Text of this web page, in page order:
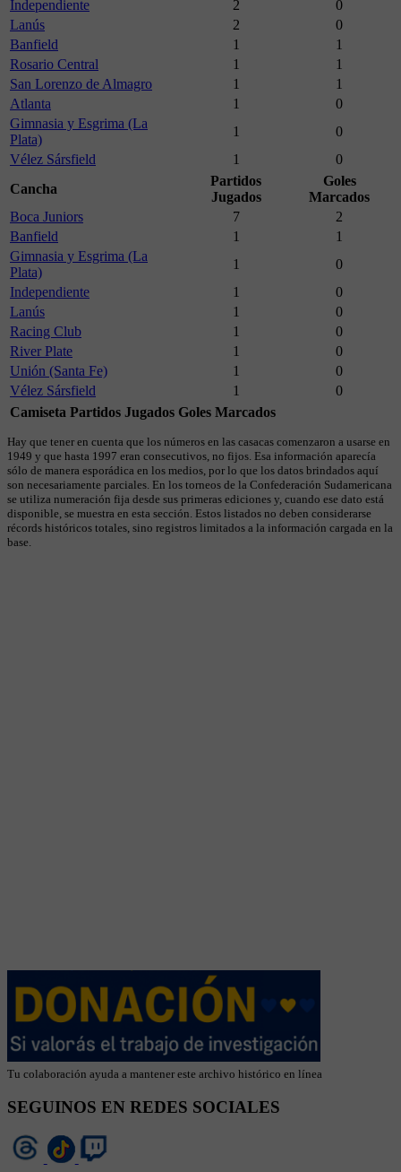
Independiente 2
0
Lanús
2
0
Banfield
1
1
Rosario Central
1
1
San Lorenzo de Almagro
1
1
Atlanta
1
0
Gimnasia y Esgrima (La
Plata)
1
0
Vélez Sársfield
1
0
Cancha
Partidos
Jugados
Goles
Marcados
Boca Juniors
7
2
Banfield
1
1
Gimnasia y Esgrima (La
Plata)
1
0
Independiente
1
0
Lanús
1
0
Racing Club
1
0
River Plate
1
0
Unión (Santa Fe)
1
0
Vélez Sársfield
1
0
Camiseta Partidos Jugados Goles Marcados
Hay que tener en cuenta que los números en las casacas comenzaron a usarse en
1949 y que hasta 1997 eran consecutivos, no fijos. Esa información aparecía
sólo de manera esporádica en los medios, por lo que los datos brindados aquí
son necesariamente parciales. En los torneos de la Confederación Sudamericana
se utiliza numeración fija desde sus primeras ediciones y, cuando ese dato está
disponible, se muestra en esta sección. Estos listados no deben considerarse
récords históricos totales, sino registros limitados a la información cargada en la
base.
Tu colaboración ayuda a mantener este archivo histórico en línea
SEGUINOS EN REDES SOCIALES